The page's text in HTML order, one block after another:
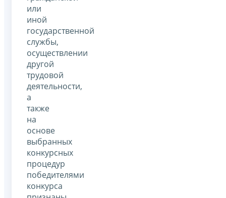
или
иной
государственной
службы,
осуществлении
другой
трудовой
деятельности,
а
также
на
основе
выбранных
конкурсных
процедур
победителями
конкурса